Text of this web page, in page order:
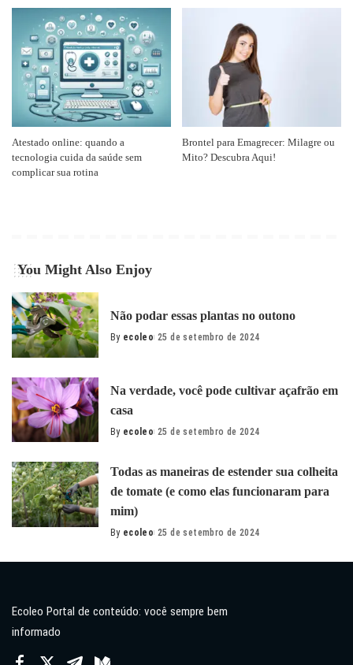
Atestado online: quando a
tecnologia cuida da saúde sem
complicar sua rotina
Brontel para Emagrecer: Milagre ou
Mito? Descubra Aqui!
You Might Also Enjoy
Não podar essas plantas no outono
Posted
By ecoleo 25 de setembro de 2024
Na verdade, você pode cultivar açafrão em
casa
Posted
By ecoleo 25 de setembro de 2024
Todas as maneiras de estender sua colheita
de tomate (e como elas funcionaram para
mim)
Posted
By ecoleo 25 de setembro de 2024
Ecoleo Portal de conteúdo: você sempre bem
informado